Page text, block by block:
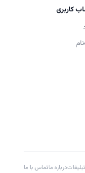
کاربری
تبلیغاتدرباره ماتماس با ما